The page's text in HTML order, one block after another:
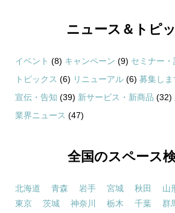
ニュース＆トピ
イベント (8) キャンペーン (9) セミナー・
トピックス (6) リニューアル(6) 募集しま
宣伝・告知 (39) 新サービス・新商品 (32)
業界ニュース (47)
全国のスペース
北海道 青森 岩手 宮城 秋田 山
東京
茨城 神奈川 栃木 千葉 群